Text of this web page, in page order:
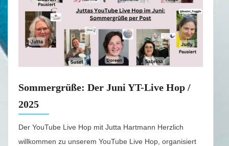
Sommergrüße: Der Juni YT-Live Hop /
2025
Der YouTube Live Hop mit Jutta Hartmann Herzlich
willkommen zu unserem YouTube Live Hop, organisiert